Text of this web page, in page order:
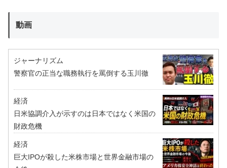
動画
ジャーナリズム
警察官の正当な職務執行を罵倒する玉川徹
経済
日米協調介入が示すのは日本ではなく米国の
財政危機
経済
巨大IPOが殺した米株市場と世界金融市場の